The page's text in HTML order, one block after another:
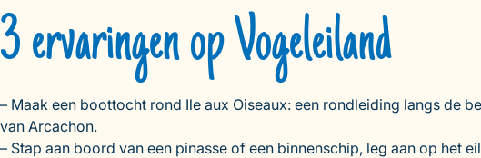
3 ervaringen op Vogeleiland
– Maak een boottocht rond Ile aux Oiseaux: een rondleiding langs de
van Arcachon.
– Stap aan boord van een pinasse of een binnenschip, leg aan op het